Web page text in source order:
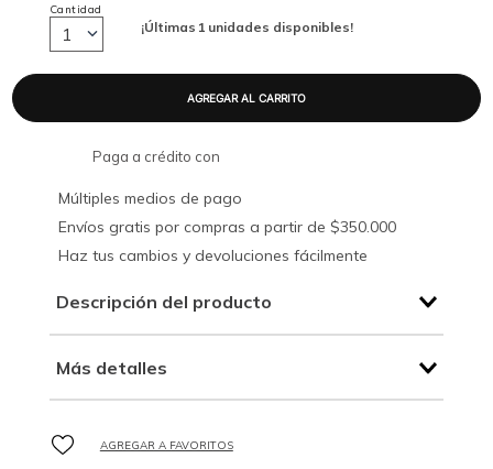
¡Últimas 1 unidades disponibles!
Cantidad
1
Paga a crédito con
Múltiples medios de pago
Envíos gratis por compras a partir de $350.000
Haz tus cambios y devoluciones fácilmente
Descripción del producto
Más detalles